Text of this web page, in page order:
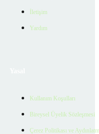
İletişim
Yardım
Kullanım Koşulları
Bireysel Üyelik Sözleşmesi
Çerez Politikası ve